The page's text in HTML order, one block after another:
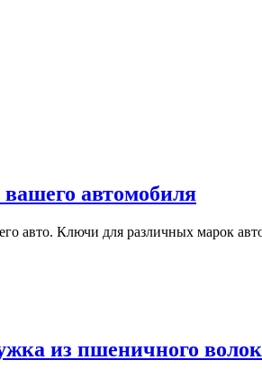
автомобиля
авто. Ключи для различных марок
из пшеничного